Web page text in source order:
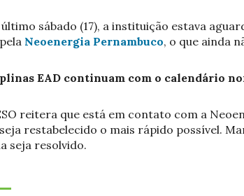
último sábado (17), a instituição estava
Neoenergia Pernambuco, o que ainda
EAD continuam com o calendário
reitera que está em contato com a
restabelecido o mais rápido possível.
seja resolvido.